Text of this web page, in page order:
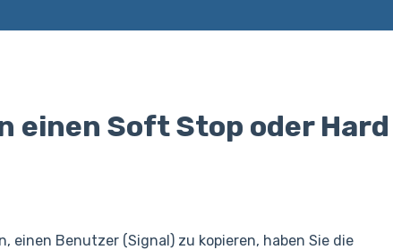
einen Soft Stop oder Hard
einen Benutzer (Signal) zu kopieren, haben Sie die